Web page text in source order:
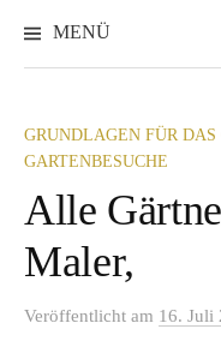
MENÜ
GRUNDLAGEN FÜR DAS
GARTENBESUCHE
Alle
Maler,
Veröffentlicht am 16. Juli